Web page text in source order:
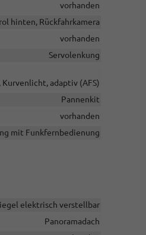
vorhanden
hinten, Rückfahrkamera
vorhanden
Servolenkung
adaptiv (AFS)
Pannenkit
vorhanden
mit Funkfernbedienung
elektrisch verstellbar
Panoramadach